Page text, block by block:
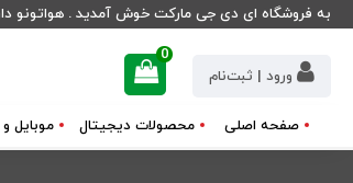
به فروشگاه ای دی جی مارکت خوش آمدید . هواتونو
ورود | ثبت‌نام
0
صفحه اصلی محصولات دیجیتال موبایل